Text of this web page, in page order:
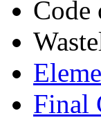
Code
Final